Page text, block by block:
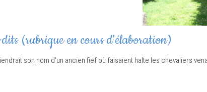
(rubrique en cours d'élaboration)
son nom d'un ancien fief où faisaient halte les chevaliers